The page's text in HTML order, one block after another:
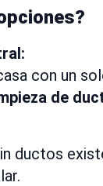
con un
de
ductos